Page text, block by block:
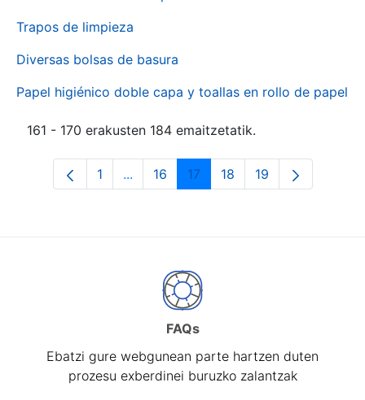
Trapos de limpieza
Diversas bolsas de basura
Papel higiénico doble capa y toallas en rollo de papel
161 - 170 erakusten 184 emaitzetatik.
Orrialdea
1 ...Intermediate Pages Use TAB to
Orrialdea
16 Orrialdea
17 Orrialdea
18 Orrialdea
19
FAQs
Ebatzi gure webgunean parte hartzen duten
prozesu exberdinei buruzko zalantzak